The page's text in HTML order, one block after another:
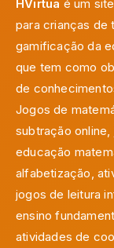
HVirtua é um
para crianças de
gamificação da
que tem como
de
Jogos de
subtração
educação
alfabetização,
jogos de leitura
ensino
atividades de